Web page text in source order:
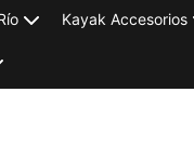
Kayak Accesorios